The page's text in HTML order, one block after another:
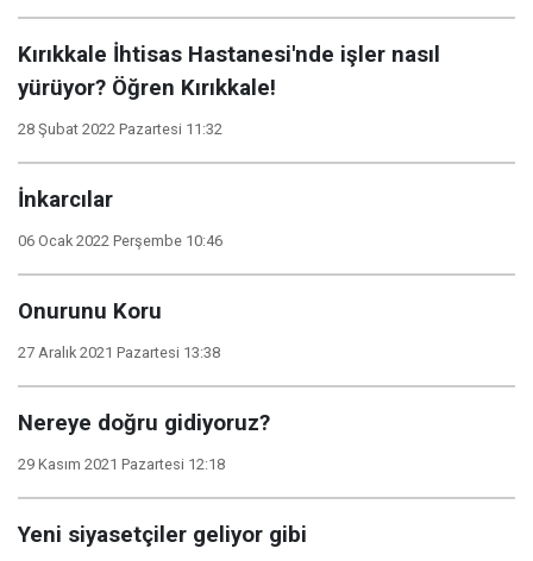
Kırıkkale İhtisas Hastanesi'nde işler nasıl
yürüyor? Öğren Kırıkkale!
28 Şubat 2022 Pazartesi 11:32
İnkarcılar
06 Ocak 2022 Perşembe 10:46
Onurunu Koru
27 Aralık 2021 Pazartesi 13:38
Nereye doğru gidiyoruz?
29 Kasım 2021 Pazartesi 12:18
Yeni siyasetçiler geliyor gibi